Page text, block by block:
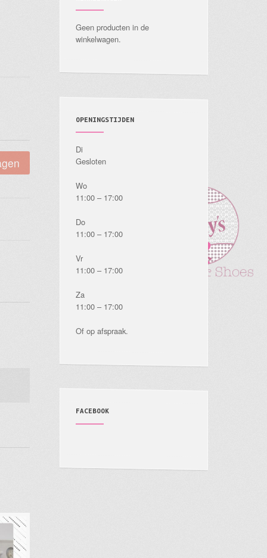
Geen producten in de
winkelwagen.
OPENINGSTIJDEN
Di
Gesloten
Wo
11:00 – 17:00
Do
11:00 – 17:00
Vr
11:00 – 17:00
Za
11:00 – 17:00
Of op afspraak.
FACEBOOK